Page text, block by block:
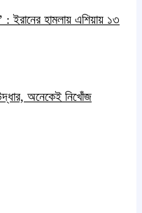
: ইরানের হামলায় এশিয়ায় ১৩
অনেকেই নিখোঁজ